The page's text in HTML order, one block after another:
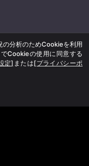
の分析のためCookieを利用
Cookieの使用に同意する
定] または[プライバシーポ